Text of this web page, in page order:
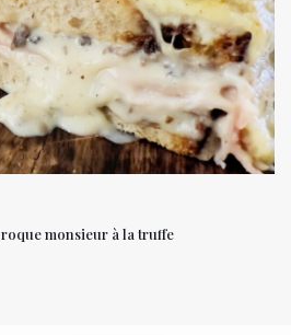
monsieur à la truffe